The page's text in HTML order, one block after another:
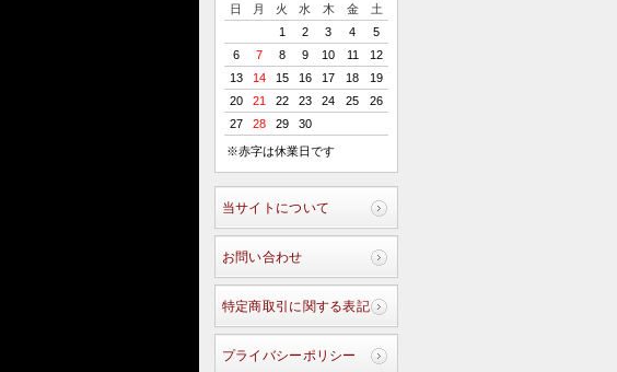
日 月 火 水 木 金
土
1
2 3 4
5
6
7 8 9 10 11
12
13
14 15 16 17 18
19
20
21 22 23 24 25
26
27
28 29 30
※赤字は休業日です
当サイトについて
お問い合わせ
特定商取引に関する表記
プライバシーポリシー